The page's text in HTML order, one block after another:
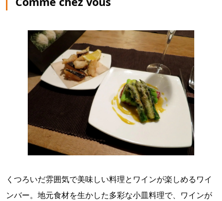
くつろいだ雰囲気で美味しい料理とワインが楽しめるワイ
ンバー。地元食材を生かした多彩な小皿料理で、ワインが